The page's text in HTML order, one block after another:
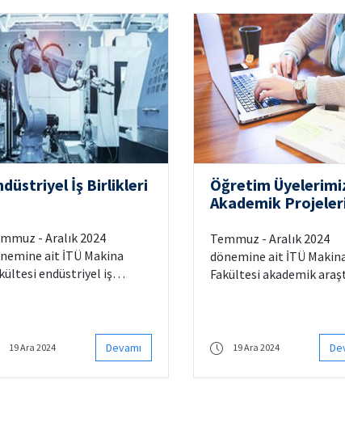
ziyaretleri
şükranlarımızı
ve ardından akademik
personelimizle
alışverişinde
İş Birlikleri
- Aralık 2024
ait İTÜ Makina
endüstriyel iş
19 Ara 2024 Devamı
Öğretim
Akademik
Temmuz - Aralık 2024
dönemine ait İTÜ
Fakültesi akademik
ederiz.19 Ara 2024